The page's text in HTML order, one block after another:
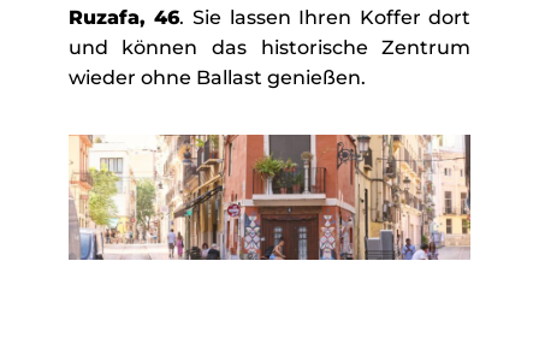
Ruzafa, 46. Sie lassen Ihren Koffer dort
und können das historische Zentrum
wieder ohne Ballast genießen.